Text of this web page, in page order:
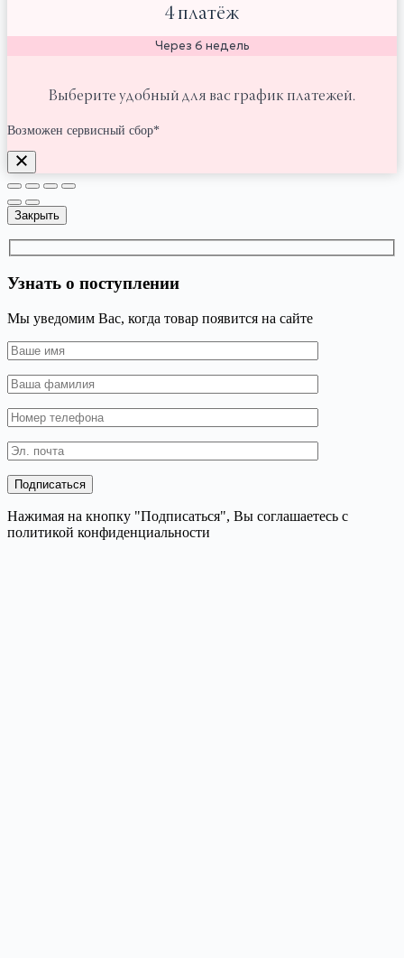
4 платёж
Через 6 недель
Выберите удобный для вас график платежей.
Возможен сервисный сбор*
Закрыть
Узнать о поступлении
Мы уведомим Вас, когда товар появится на сайте
Нажимая на кнопку "Подписаться", Вы соглашаетесь с
политикой конфиденциальности